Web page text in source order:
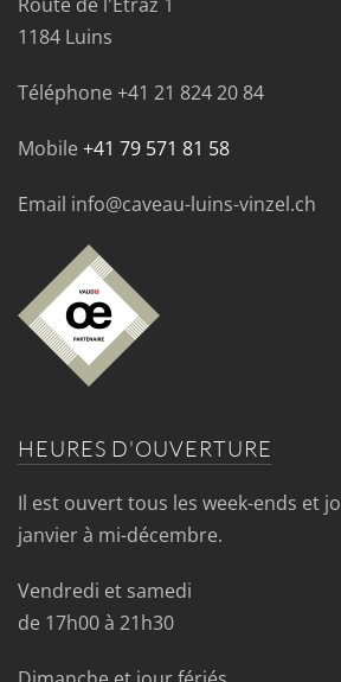
1184 Luins
Téléphone +41 21 824 20 84
Mobile +41 79 571 81 58
Email info@caveau-luins-vinzel.ch
HEURES D'OUVERTURE
Il est ouvert tous les week-ends et
janvier à mi-décembre.
Vendredi et samedi
de 17h00 à 21h30